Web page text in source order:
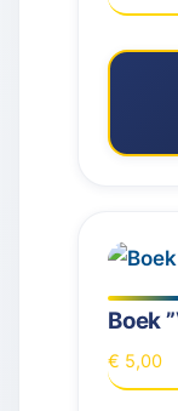
Boek
€ 5,00